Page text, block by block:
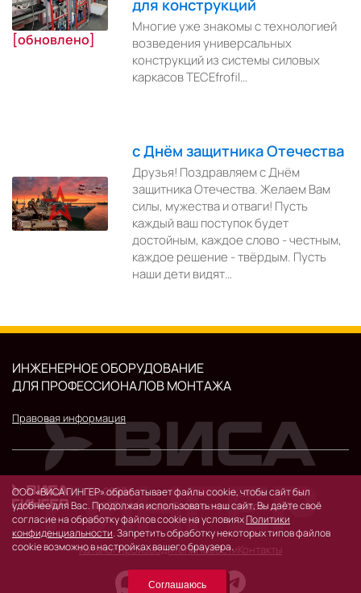
[обновлено]
для конструкций
Многие уже знакомы с технологией
возведения универсальных
конструкций из системы силовых
каркасов TECEfrofil…
с Днём защитника Отечества
Друзья! Поздравляем с Днём
защитника Отечества. Желаем Вам
силы, мужества и отваги! Пусть
каждый ваш поступок будет
достойным, каждое слово - честным,
каждое решение - твёрдым. Пусть
наши дети видят…
ИНЖЕНЕРНОЕ ОБОРУДОВАНИЕ
ДЛЯ ПРОФЕССИОНАЛОВ МОНТАЖА
Правовая информация
© 2026 г.
119530, Москва, Очаковское шоссе, д. 32.
КаталогПроизводителиНовостиКонтакты
ООО «ВИСА ГИНГЕР» обрабатывает файлы cookie, чтобы сайт был
удобнее для Вас. Продолжая использовать наш сайт, Вы даёте своё
согласие на обработку файлов cookie на условияхПолитики
конфиденциальности. Запретить обработку некоторых типов файлов
cookie возможно в настройках вашего браузера.
Соглашаюсь